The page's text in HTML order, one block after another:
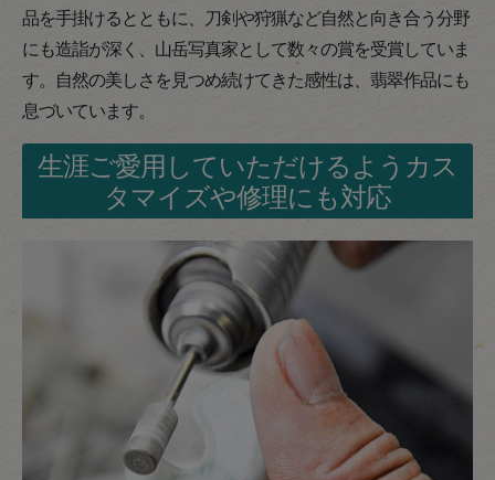
品を手掛けるとともに、刀剣や狩猟など自然と向き合う分野
にも造詣が深く、山岳写真家として数々の賞を受賞していま
す。自然の美しさを見つめ続けてきた感性は、翡翠作品にも
息づいています。
生涯ご愛用していただけるようカス
タマイズや修理にも対応